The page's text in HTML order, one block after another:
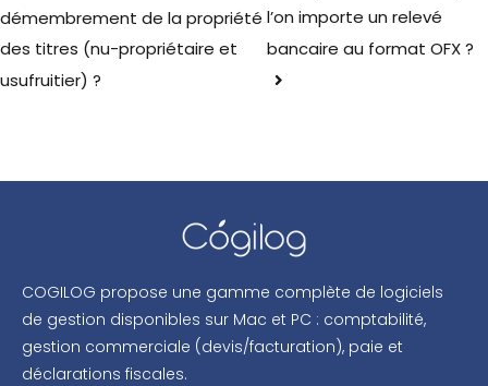
démembrement de la propriété
des titres (nu-propriétaire et
usufruitier) ?
l’on importe un relevé
bancaire au format OFX ?
COGILOG propose une gamme complète de logiciels
de gestion disponibles sur Mac et PC : comptabilité,
gestion commerciale (devis/facturation), paie et
déclarations fiscales.